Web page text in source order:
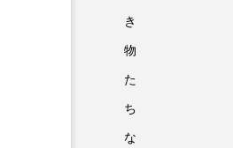
き
物
た
ち
な